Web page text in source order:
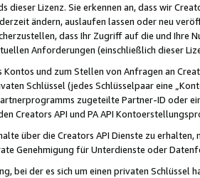
dieser Lizenz. Sie erkennen an, dass wir
ändern, auslaufen lassen oder neu
dass Ihr Zugriff auf die und Ihre
Anforderungen (einschließlich dieser
und zum Stellen von Anfragen an
Schlüssel (jedes Schlüsselpaar eine
zugeteilte Partner-ID oder
Creators API und PA API
über die Creators API Dienste zu
Genehmigung für Unterdienste oder
bei der es sich um einen privaten